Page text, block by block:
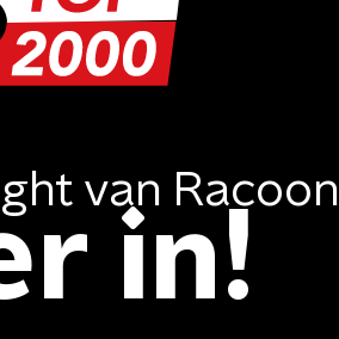
van Racoon
in!